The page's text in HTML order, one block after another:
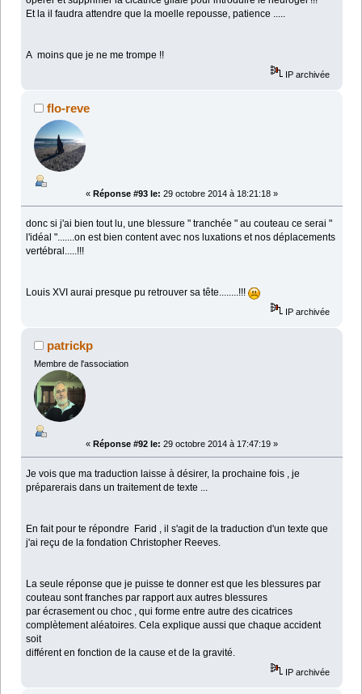
Et la il faudra attendre que la moelle repousse, patience .....
A moins que je ne me trompe !!
IP archivée
flo-reve
« Réponse #93 le: 29 octobre 2014 à 18:21:18 »
donc si j'ai bien tout lu, une blessure " tranchée " au couteau ce serai "
l'idéal ".......on est bien content avec nos luxations et nos déplacements
vertébral.....!!!
Louis XVI aurai presque pu retrouver sa tête........!!!
IP archivée
patrickp
Membre de l'association
« Réponse #92 le: 29 octobre 2014 à 17:47:19 »
Je vois que ma traduction laisse à désirer, la prochaine fois , je
préparerais dans un traitement de texte ...
En fait pour te répondre Farid , il s'agit de la traduction d'un texte que
j'ai reçu de la fondation Christopher Reeves.
La seule réponse que je puisse te donner est que les blessures par
couteau sont franches par rapport aux autres blessures
par écrasement ou choc , qui forme entre autre des cicatrices
complètement aléatoires. Cela explique aussi que chaque accident
soit
différent en fonction de la cause et de la gravité.
IP archivée